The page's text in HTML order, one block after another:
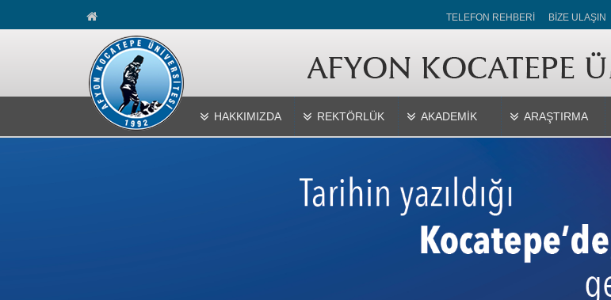
TELEFON REHBERİ BİZE ULAŞIN
HAKKIMIZDA REKTÖRLÜK AKADEMİK ARAŞTIRMA